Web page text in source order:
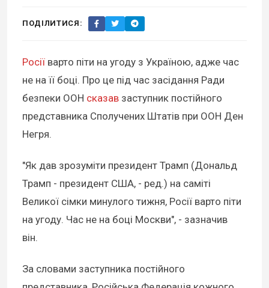
ПОДІЛИТИСЯ:
Росії варто піти на угоду з Україною, адже час
не на її боці. Про це під час засідання Ради
безпеки ООН сказав заступник постійного
представника Сполучених Штатів при ООН Ден
Негря.
"Як дав зрозуміти президент Трамп (Дональд
Трамп - президент США, - ред.) на саміті
Великої сімки минулого тижня, Росії варто піти
на угоду. Час не на боці Москви", - зазначив
він.
За словами заступника постійного